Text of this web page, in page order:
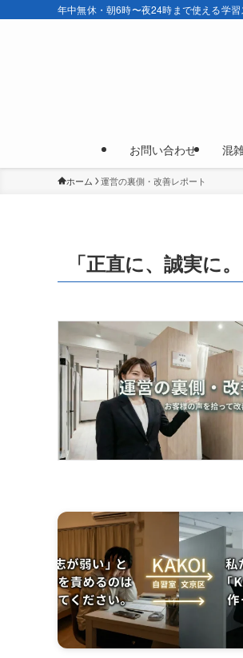
年中無休・朝6時〜夜24時まで使える学
お問い合わせ 混
ホーム 運営の裏側・改善レポート
「正直に、誠実に